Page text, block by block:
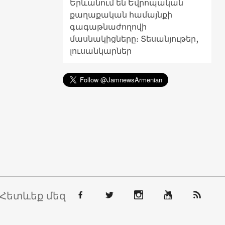
Երևանում են Եվրոպական
քաղաքական համայնքի
գագաթնաժողովի
մասնակիցները։ Տեսանյութեր,
լուսանկարներ
Հետևեք մեզ